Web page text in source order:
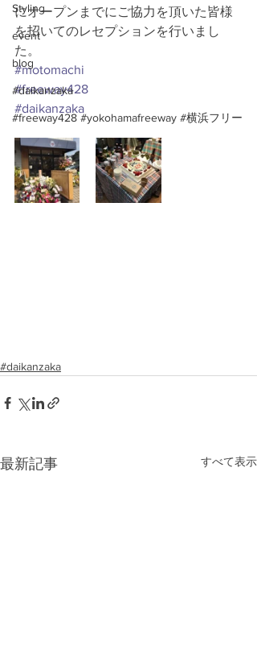
Styling
event
blog
#daikanzaka
#freeway428 #yokohamafreeway #横浜フリー
にオープンまでにご協力を頂いた皆様
を招いてのレセプションを行いまし
た。
#motomachi
#freeway428
#daikanzaka
#daikanzaka
最新記事 すべて表示